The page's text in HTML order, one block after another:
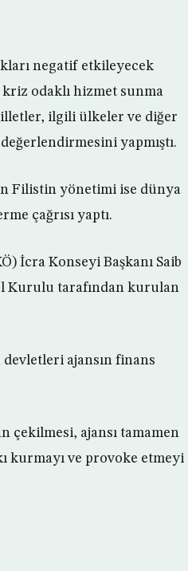
negatif etkileyecek
odaklı hizmet sunma
ilgili ülkeler ve diğer
yapmıştı.
Filistin yönetimi ise dünya
çağrısı yaptı.
İcra Konseyi Başkanı Saib
Kurulu tarafından kurulan
ajansın finans
çekilmesi, ajansı tamamen
kurmayı ve provoke etmeyi